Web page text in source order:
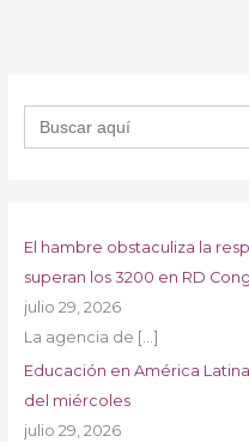
Buscar:
El hambre obstaculiza la
superan los 3200 en RD
julio 29, 2026
La agencia de […]
Educación en América
del miércoles
julio 29, 2026